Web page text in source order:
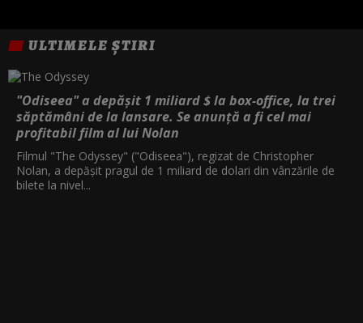
ULTIMELE ȘTIRI
"Odiseea" a depășit 1 miliard $ la box-office, la trei
săptămâni de la lansare. Se anunță a fi cel mai
profitabil film al lui Nolan
Filmul "The Odyssey" ("Odiseea"), regizat de Christopher
Nolan, a depăşit pragul de 1 miliard de dolari din vânzările de
bilete la nivel...